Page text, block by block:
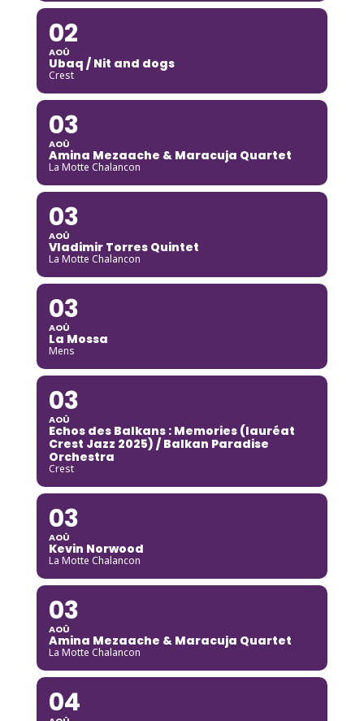
02
AOÛ
Ubaq / Nit and dogs
Crest
03
AOÛ
Amina Mezaache & Maracuja Quartet
La Motte Chalancon
03
AOÛ
Vladimir Torres Quintet
La Motte Chalancon
03
AOÛ
La Mossa
Mens
03
AOÛ
Echos des Balkans : Memories (lauréat
Crest Jazz 2025) / Balkan Paradise
Orchestra
Crest
03
AOÛ
Kevin Norwood
La Motte Chalancon
03
AOÛ
Amina Mezaache & Maracuja Quartet
La Motte Chalancon
04